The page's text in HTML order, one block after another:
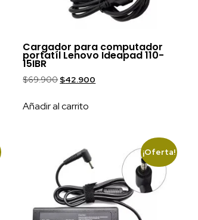
Cargador para computador
portatíl Lenovo Ideapad 110-
15IBR
$69.900 $42.900
Añadir al carrito
¡Oferta!